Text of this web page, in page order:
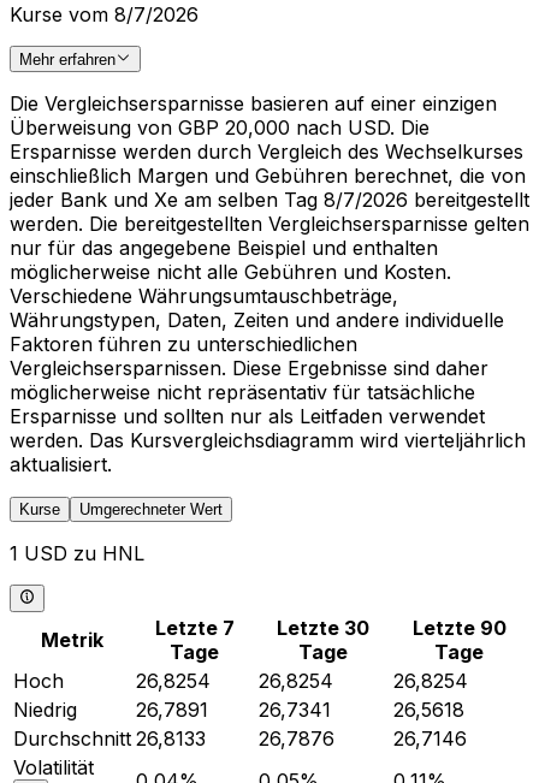
Kurse vom 8/7/2026
Mehr erfahren
Die Vergleichsersparnisse basieren auf einer einzigen
Überweisung von GBP 20,000 nach USD. Die
Ersparnisse werden durch Vergleich des Wechselkurses
einschließlich Margen und Gebühren berechnet, die von
jeder Bank und Xe am selben Tag 8/7/2026 bereitgestellt
werden. Die bereitgestellten Vergleichsersparnisse gelten
nur für das angegebene Beispiel und enthalten
möglicherweise nicht alle Gebühren und Kosten.
Verschiedene Währungsumtauschbeträge,
Währungstypen, Daten, Zeiten und andere individuelle
Faktoren führen zu unterschiedlichen
Vergleichsersparnissen. Diese Ergebnisse sind daher
möglicherweise nicht repräsentativ für tatsächliche
Ersparnisse und sollten nur als Leitfaden verwendet
werden. Das Kursvergleichsdiagramm wird vierteljährlich
aktualisiert.
Kurse Umgerechneter Wert
1 USD zu HNL
Metrik
Letzte 7
Tage
Letzte 30
Tage
Letzte 90
Tage
Hoch
26,8254 26,8254
26,8254
Niedrig
26,7891 26,7341
26,5618
Durchschnitt 26,8133 26,7876
26,7146
Volatilität